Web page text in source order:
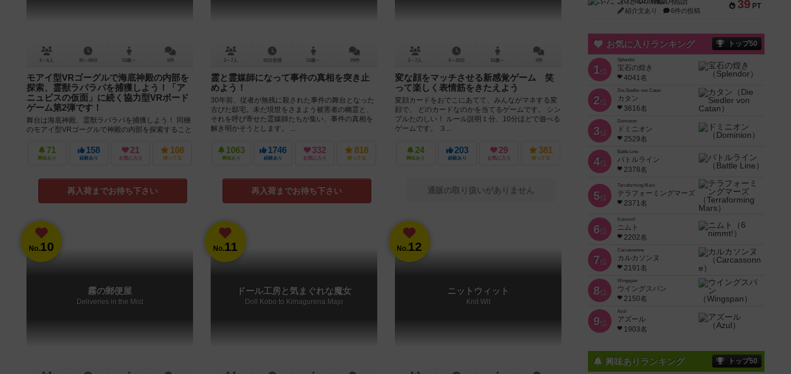
2～6人 30～60分 10歳～ 6件
モアイ型VRゴーグルで海底神殿の内部を
探索、霊獣ラパラパを捕獲しよう！「ア
ニュビスの仮面」に続く協力型VRボード
ゲーム第2弾です！
舞台は海底神殿、霊獣ラパラパを捕獲しよう！ 同梱
のモアイ型VRゴーグルで神殿の内部を探索すること
一部だけ、仲間に内部の様子...
71
興味あり
158
経験あり
21
お気に入り
108
持ってる
再入荷までお待ち下さい
2～7人 42分前後 10歳～ 29件
霊と霊媒師になって事件の真相を突き止
めよう！
30年前、従者が無残に殺された事件の舞台となった
古びた邸宅。未だ現世をさまよう被害者の幽霊と、
それを呼び寄せた霊媒師たちが集い、事件の真相を
解き明かそうとします。 ...
1063
興味あり
1746
経験あり
332
お気に入り
818
持ってる
再入荷までお待ち下さい
2～7人 5～20分 10歳～ 5件
変な顔をマッチさせる新感覚ゲーム 笑
って楽しく表情筋をきたえよう
変顔カードをおでこにあてて、みんながマネする変
顔で、 どのカードなのかを当てるゲームです。 シン
プルたのしい！ ルール説明１分、10分ほどで遊べる
ゲームです。 ３...
24
興味あり
203
経験あり
29
お気に入り
381
持ってる
通販の取り扱いがありません
No.10
霧の郵便屋
Deliveries in the Mist
No.11
ドール工房と気まぐれな魔女
Doll Kobo to Kimagurena Majo
No.12
ニットウィット
Knit Wit
39 PT
紹介文あり 6件の投稿
お気に入りランキング トップ50
1位
Splendor
宝石の煌き
4041名
2位
Die Siedler von Catan
カタン
3616名
3位
Dominion
ドミニオン
2529名
4位
Battle Line
バトルライン
2378名
5位
Terraforming Mars
テラフォーミングマーズ
2371名
6位
6 nimmt!
ニムト
2202名
7位
Carcassonne
カルカソンヌ
2191名
8位
Wingspan
ウイングスパン
2150名
9位
Azul
アズール
1903名
興味ありランキング トップ50